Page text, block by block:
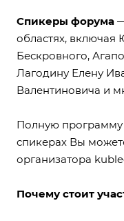
Спикеры форума
областях, включая
Бескровного,
Лагодину Елену
Валентиновича и
Полную
спикерах Вы
организатора
Почему стоит